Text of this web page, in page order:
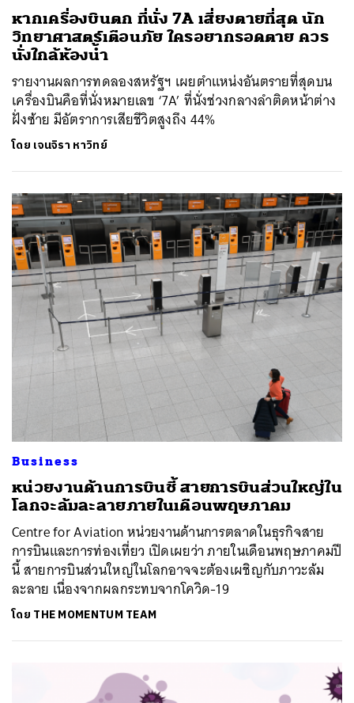
หากเครื่องบินตก ที่นั่ง 7A เสี่ยงตายที่สุด นัก
วิทยาศาสตร์เตือนภัย ใครอยากรอดตาย ควร
นั่งใกล้ห้องน้ำ
รายงานผลการทดลองสหรัฐฯ เผยตำแหน่งอันตรายที่สุดบน
เครื่องบินคือที่นั่งหมายเลข ‘7A’ ที่นั่งช่วงกลางลำติดหน้าต่าง
ฝั่งซ้าย มีอัตราการเสียชีวิตสูงถึง 44%
โดย เจนจิรา หาวิทย์
Business
หน่วยงานด้านการบินชี้ สายการบินส่วนใหญ่ใน
โลกจะล้มละลายภายในเดือนพฤษภาคม
Centre for Aviation หน่วยงานด้านการตลาดในธุรกิจสาย
การบินและการท่องเที่ยว เปิดเผยว่า ภายในเดือนพฤษภาคมปี
นี้ สายการบินส่วนใหญ่ในโลกอาจจะต้องเผชิญกับภาวะล้ม
ละลาย เนื่องจากผลกระทบจากโควิด-19
โดย THE MOMENTUM TEAM